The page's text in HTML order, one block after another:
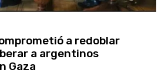
a redoblar
a argentinos
Gaza